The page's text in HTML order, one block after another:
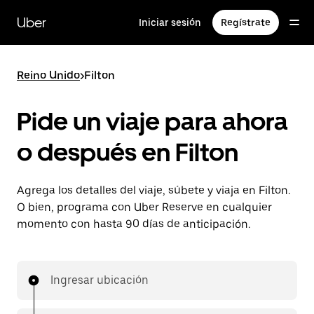
contenido
principal
Uber Iniciar sesión Regístrate
Reino Unido>Filton
Pide un viaje para ahora
o después en Filton
Agrega los detalles del viaje, súbete y viaja en Filton.
O bien, programa con Uber Reserve en cualquier
momento con hasta 90 días de anticipación.
Ingresar ubicación